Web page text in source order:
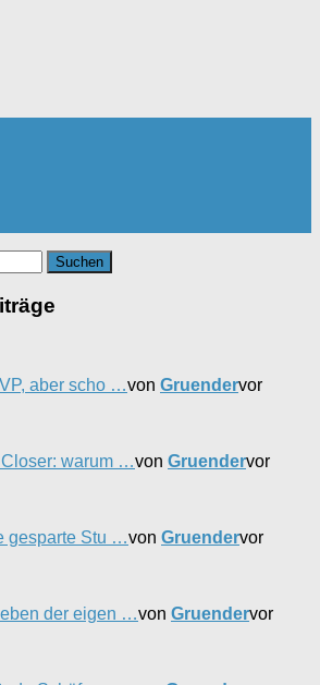
aber scho …von Gruendervor
warum …von Gruendervor
gesparte Stu …von Gruendervor
der eigen …von Gruendervor